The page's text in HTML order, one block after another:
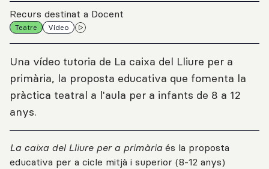
Teatre Vídeo
Recurs destinat a Docent
Una vídeo tutoria de La caixa del Lliure per a
primària, la proposta educativa que fomenta la
pràctica teatral a l'aula per a infants de 8 a 12
anys.
La caixa del Lliure per a primàriaés la proposta
educativa per a cicle mitjà i superior (8-12 anys)